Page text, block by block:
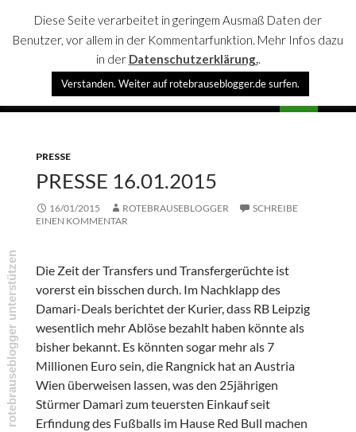
rotebrauseblogger
SPRINGE
PRESSE
PRESSE 16.01.2015
16/01/2015 ROTEBRAUSEBLOGGER
SCHREIBE
EINEN KOMMENTAR
Die Zeit der Transfers und Transfergerüchte ist
vorerst ein bisschen durch. Im Nachklapp des
Damari-Deals berichtet der Kurier, dass RB Leipzig
wesentlich mehr Ablöse bezahlt haben könnte als
bisher bekannt. Es könnten sogar mehr als 7
Millionen Euro sein, die Rangnick hat an Austria
Wien überweisen lassen, was den 25jährigen
Stürmer Damari zum teuersten Einkauf seit
Erfindung des Fußballs im Hause Red Bull machen
Diese Seite verarbeitet in geringem Ausmaß Daten der
Benutzer, vor allem in der Kommentarfunktion. Mehr Infos dazu
in der Datenschutzerklärung..
Verstanden. Weiter auf rotebrauseblogger.de surfen.
rotebrauseblogger unterstützen